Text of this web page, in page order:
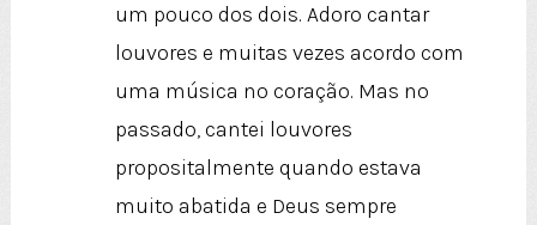
um pouco dos dois. Adoro cantar
louvores e muitas vezes acordo com
uma música no coração. Mas no
passado, cantei louvores
propositalmente quando estava
muito abatida e Deus sempre